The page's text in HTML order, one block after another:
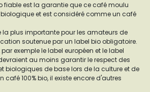
fiable est la garantie que ce café moulu
et est considéré comme un café
la plus importante pour les amateurs de
soutenue par un label bio obligatoire.
exemple le label européen et le label
au moins garantir le respect des
biologiques de base lors de la culture et de
café 100% bio, il existe encore d'autres